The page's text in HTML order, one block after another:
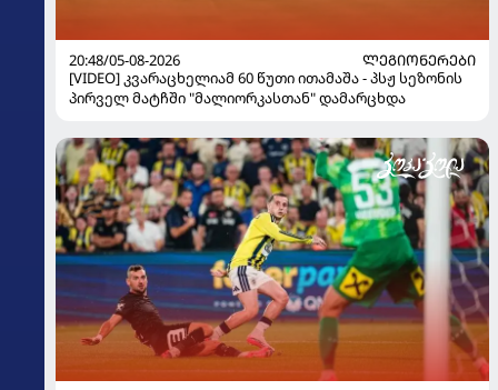
20:48/05-08-2026
ᲚᲔᲒᲘᲝᲜᲔᲠᲔᲑᲘ
[VIDEO] კვარაცხელიამ 60 წუთი ითამაშა - პსჟ სეზონის
პირველ მატჩში "მალიორკასთან" დამარცხდა